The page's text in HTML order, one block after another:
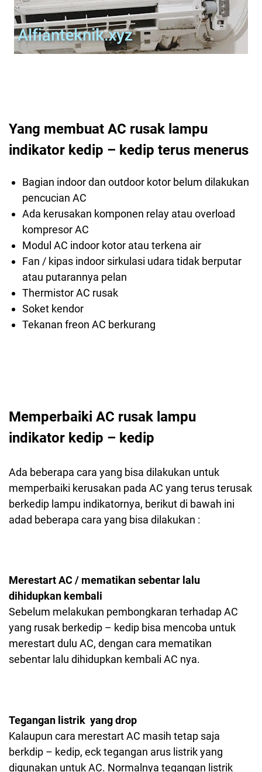
Yang membuat AC rusak lampu
indikator kedip – kedip terus menerus
Bagian indoor dan outdoor kotor belum dilakukan
pencucian AC
Ada kerusakan komponen relay atau overload
kompresor AC
Modul AC indoor kotor atau terkena air
Fan / kipas indoor sirkulasi udara tidak berputar
atau putarannya pelan
Thermistor AC rusak
Soket kendor
Tekanan freon AC berkurang
Memperbaiki AC rusak lampu
indikator kedip – kedip
Ada beberapa cara yang bisa dilakukan untuk
memperbaiki kerusakan pada AC yang terus terusak
berkedip lampu indikatornya, berikut di bawah ini
adad beberapa cara yang bisa dilakukan :
Merestart AC / mematikan sebentar lalu
dihidupkan kembali
Sebelum melakukan pembongkaran terhadap AC
yang rusak berkedip – kedip bisa mencoba untuk
merestart dulu AC, dengan cara mematikan
sebentar lalu dihidupkan kembali AC nya.
Tegangan listrik yang drop
Kalaupun cara merestart AC masih tetap saja
berkdip – kedip, eck tegangan arus listrik yang
digunakan untuk AC. Normalnya tegangan listrik